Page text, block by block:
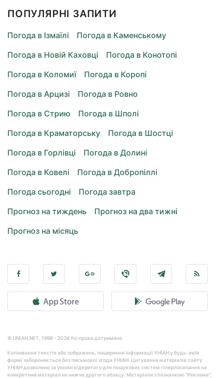
ПОПУЛЯРНІ ЗАПИТИ
Погода в Ізмаїлі
Погода в Каменському
Погода в Новій Каховці
Погода в Конотопі
Погода в Коломиї
Погода в Коропі
Погода в Арцизі
Погода в Ровно
Погода в Стрию
Погода в Шполі
Погода в Краматорську
Погода в Шостці
Погода в Горлівці
Погода в Долині
Погода в Ковелі
Погода в Добропіллі
Погода сьогодні
Погода завтра
Прогноз на тиждень
Прогноз на два тижні
Прогноз на місяць
© UNIAN.NET, 1998 - 2026 Усі права дотримано.
Копіювання текстів або зображень, поширення інформації УНІАН у будь-якій
формі забороняється без письмової згоди УНІАН. Цитування матеріалів сайту
УНІАН дозволено за умови відкритого для пошукових систем гіперпосилання на
конкретний матеріал не нижче другого абзацу. Матеріали з позначкою "Реклама",